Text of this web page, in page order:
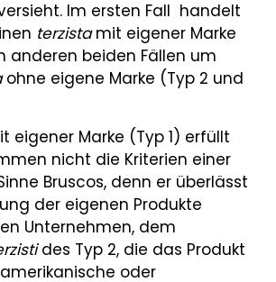
Im ersten Fall handelt
terzistamit eigener Marke
anderen beiden Fällen um
ohne eigene Marke (Typ 2 und
eigener Marke (Typ 1) erfüllt
nicht die Kriterien einer
Bruscos, denn er überlässt
der eigenen Produkte
Unternehmen, dem
des Typ 2, die das Produkt
oder